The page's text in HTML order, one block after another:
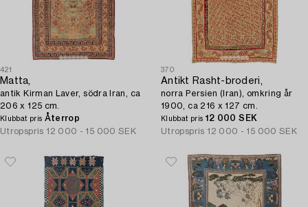
421
Matta,
antik Kirman Laver, södra Iran, ca
206 x 125 cm.
Klubbat pris Återrop
Utropspris 12 000 - 15 000 SEK
370
Antikt Rasht-broderi,
norra Persien (Iran), omkring år
1900, ca 216 x 127 cm.
Klubbat pris 12 000 SEK
Utropspris 12 000 - 15 000 SEK